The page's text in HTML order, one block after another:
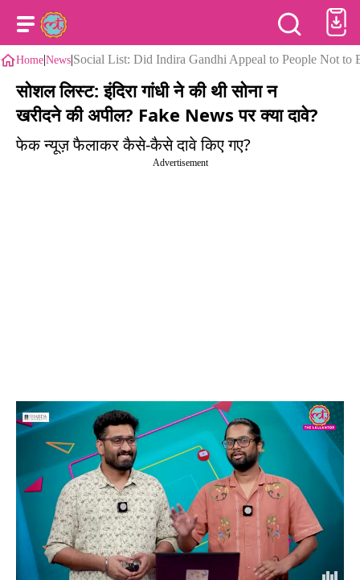
Home|News|Social List: Did Indira Gandhi Appeal to People Not to
सोशल लिस्ट: इंदिरा गांधी ने की थी सोना न
खरीदने की अपील? Fake News पर क्या दावे?
फेक न्यूज़ फैलाकर कैसे-कैसे दावे किए गए?
Advertisement